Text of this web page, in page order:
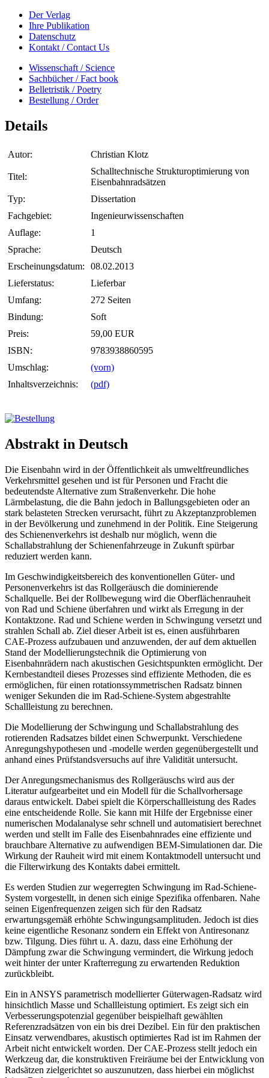
Der Verlag
Ihre Publikation
Datenschutz
Kontakt / Contact Us
Wissenschaft / Science
Sachbücher / Fact book
Belletristik / Poetry
Bestellung / Order
Details
Autor: Christian Klotz
Titel:
Schalltechnische Strukturoptimierung von
Eisenbahnradsätzen
Typ:
Dissertation
Fachgebiet:
Ingenieurwissenschaften
Auflage:
1
Sprache:
Deutsch
Erscheinungsdatum:
08.02.2013
Lieferstatus:
Lieferbar
Umfang:
272 Seiten
Bindung:
Soft
Preis:
59,00 EUR
ISBN:
9783938860595
Umschlag:
(vorn)
Inhaltsverzeichnis:
(pdf)
Abstrakt in Deutsch
Die Eisenbahn wird in der Öffentlichkeit als umweltfreundliches
Verkehrsmittel gesehen und ist für Personen und Fracht die
bedeutendste Alternative zum Straßenverkehr. Die hohe
Lärmbelastung, die die Bahn jedoch in Ballungsgebieten oder an
stark belasteten Strecken verursacht, führt zu Akzeptanzproblemen
in der Bevölkerung und zunehmend in der Politik. Eine Steigerung
des Schienenverkehrs ist deshalb nur möglich, wenn die
Schallabstrahlung der Schienenfahrzeuge in Zukunft spürbar
reduziert werden kann.
Im Geschwindigkeitsbereich des konventionellen Güter- und
Personenverkehrs ist das Rollgeräusch die dominierende
Schallquelle. Bei der Rollbewegung wird die Oberflächenrauheit
von Rad und Schiene überfahren und wirkt als Erregung in der
Kontaktzone. Rad und Schiene werden in Schwingung versetzt und
strahlen Schall ab. Ziel dieser Arbeit ist es, einen ausführbaren
CAE-Prozess aufzubauen und anzuwenden, der auf dem aktuellen
Stand der Modellierungstechnik die Optimierung von
Eisenbahnrädern nach akustischen Gesichtspunkten ermöglicht. Der
Kernbestandteil dieses Prozesses sind effiziente Methoden, die es
ermöglichen, für einen rotationssymmetrischen Radsatz binnen
weniger Sekunden die im Rad-Schiene-System abgestrahlte
Schallleistung zu berechnen.
Die Modellierung der Schwingung und Schallabstrahlung des
rotierenden Radsatzes bildet einen Schwerpunkt. Verschiedene
Anregungshypothesen und -modelle werden gegenübergestellt und
anhand eines Prüfstandsversuchs auf ihre Validität untersucht.
Der Anregungsmechanismus des Rollgeräuschs wird aus der
Literatur aufgearbeitet und ein Modell für die Schallvorhersage
daraus entwickelt. Dabei spielt die Körperschallleistung des Rades
eine entscheidende Rolle. Sie kann mit Hilfe der Ergebnisse einer
numerischen Modalanalyse sehr schnell und automatisiert berechnet
werden und stellt im Falle des Eisenbahnrades eine effiziente und
brauchbare Alternative zu aufwendigen BEM-Simulationen dar. Die
Wirkung der Rauheit wird mit einem Kontaktmodell untersucht und
die Filterwirkung des Kontakts dabei ermittelt.
Es werden Studien zur wegerregten Schwingung im Rad-Schiene-
System vorgestellt, in denen sich einige Spezifika offenbaren. Nahe
seinen Eigenfrequenzen zeigen sich für den Radsatz
erwartungsgemäß erhöhte Schwingungsamplituden. Jedoch ist dies
keine eigentliche Resonanz sondern ein Effekt von Antiresonanz
bzw. Tilgung. Dies führt u. A. dazu, dass eine Erhöhung der
Dämpfung zwar die Schwingung vermindert, die Wirkung jedoch
weit hinter der unter Krafterregung zu erwartenden Reduktion
zurückbleibt.
Ein in ANSYS parametrisch modellierter Güterwagen-Radsatz wird
hinsichtlich Masse und Schallleistung optimiert. Es zeigt sich ein
Verbesserungspotenzial gegenüber beispielhaft gewählten
Referenzradsätzen von ein bis drei Dezibel. Ein für den praktischen
Einsatz verwendbares, akustisch optimiertes Rad ist im Rahmen der
Arbeit nicht entwickelt worden. Der CAE-Prozess stellt jedoch ein
Werkzeug dar, die konstruktiven Freiräume bei der Entwicklung von
Radsätzen zielgerichtet so auszunutzen, dass hierbei ein möglichst